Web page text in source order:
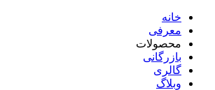
خانه
معرفی
محصولات
بازرگانی
گالری
وبلاگ